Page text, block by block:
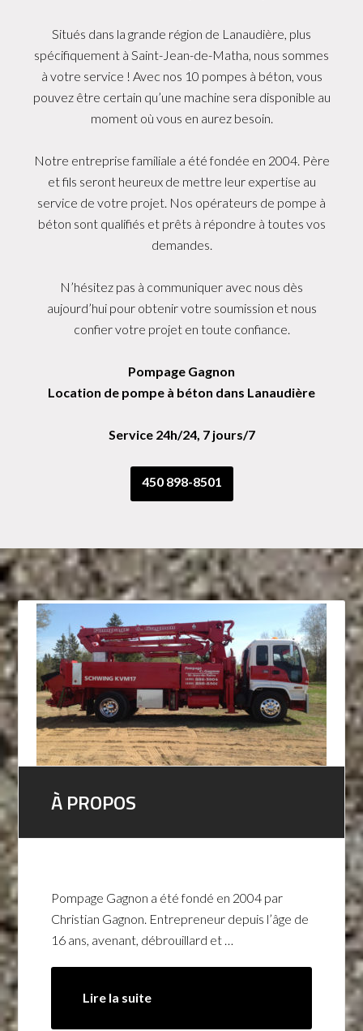
Situés dans la grande région de Lanaudière, plus
spécifiquement à Saint-Jean-de-Matha, nous sommes
à votre service ! Avec nos 10 pompes à béton, vous
pouvez être certain qu’une machine sera disponible au
moment où vous en aurez besoin.
Notre entreprise familiale a été fondée en 2004. Père
et fils seront heureux de mettre leur expertise au
service de votre projet. Nos opérateurs de pompe à
béton sont qualifiés et prêts à répondre à toutes vos
demandes.
N’hésitez pas à communiquer avec nous dès
aujourd’hui pour obtenir votre soumission et nous
confier votre projet en toute confiance.
Pompage Gagnon
Location de pompe à béton dans Lanaudière
Service 24h/24, 7 jours/7
450 898-8501
À PROPOS
Pompage Gagnon a été fondé en 2004 par
Christian Gagnon. Entrepreneur depuis l’âge de
16 ans, avenant, débrouillard et …
Lire la suite